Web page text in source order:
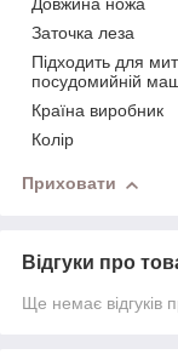
Довжина ножа
Заточка леза
Підходить для
посудомийній
Країна виробник
Колір
Приховати
Відгуки про
Ще немає відгуків